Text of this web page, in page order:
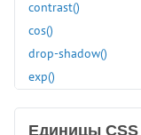
inset
inset-block
inset-block-end
inset-block-start
inset-inline-end
contrast()
cos()
drop-shadow()
exp()
hsl()
Единицы CSS